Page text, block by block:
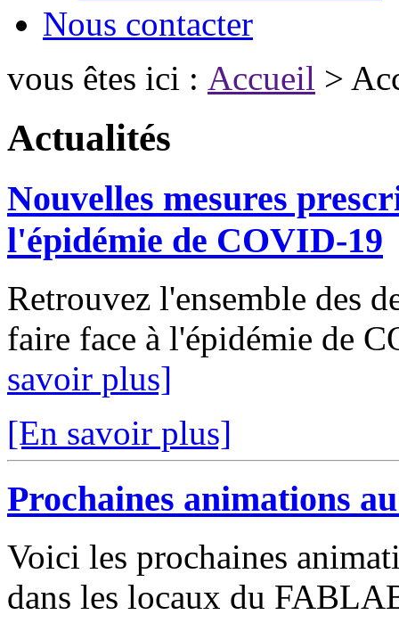
Nous contacter
vous êtes ici : Accueil >
Actualités
Nouvelles mesures
l'épidémie de COVID-19
Retrouvez l'ensemble des
faire face à l'épidémie de
savoir plus]
[En savoir plus]
Prochaines animations
Voici les prochaines
dans les locaux du